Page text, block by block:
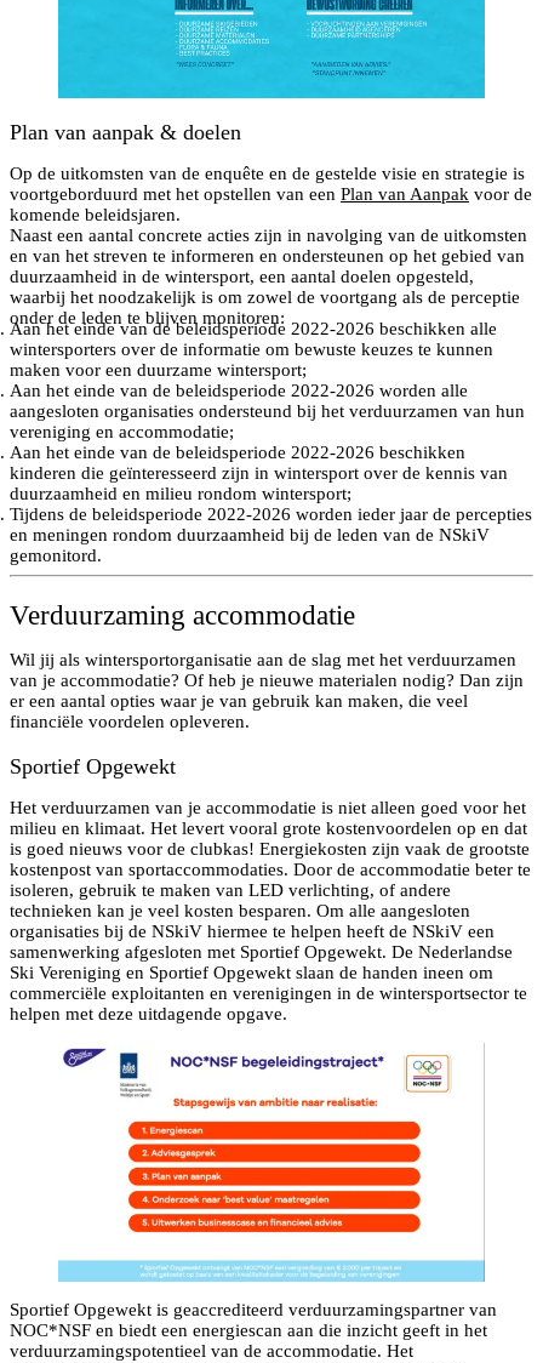
Plan van aanpak & doelen
Op de uitkomsten van de enquête en de gestelde visie en strategie is
voortgeborduurd met het opstellen van een Plan van Aanpak voor de
komende beleidsjaren.
Naast een aantal concrete acties zijn in navolging van de uitkomsten
en van het streven te informeren en ondersteunen op het gebied van
duurzaamheid in de wintersport, een aantal doelen opgesteld,
waarbij het noodzakelijk is om zowel de voortgang als de perceptie
onder de leden te blijven monitoren:
Aan het einde van de beleidsperiode 2022-2026 beschikken alle
wintersporters over de informatie om bewuste keuzes te kunnen
maken voor een duurzame wintersport;
Aan het einde van de beleidsperiode 2022-2026 worden alle
aangesloten organisaties ondersteund bij het verduurzamen van hun
vereniging en accommodatie;
Aan het einde van de beleidsperiode 2022-2026 beschikken
kinderen die geïnteresseerd zijn in wintersport over de kennis van
duurzaamheid en milieu rondom wintersport;
Tijdens de beleidsperiode 2022-2026 worden ieder jaar de percepties
en meningen rondom duurzaamheid bij de leden van de NSkiV
gemonitord.
Verduurzaming accommodatie
Wil jij als wintersportorganisatie aan de slag met het verduurzamen
van je accommodatie? Of heb je nieuwe materialen nodig? Dan zijn
er een aantal opties waar je van gebruik kan maken, die veel
financiële voordelen opleveren.
Sportief Opgewekt
Het verduurzamen van je accommodatie is niet alleen goed voor het
milieu en klimaat. Het levert vooral grote kostenvoordelen op en dat
is goed nieuws voor de clubkas! Energiekosten zijn vaak de grootste
kostenpost van sportaccommodaties. Door de accommodatie beter te
isoleren, gebruik te maken van LED verlichting, of andere
technieken kan je veel kosten besparen. Om alle aangesloten
organisaties bij de NSkiV hiermee te helpen heeft de NSkiV een
samenwerking afgesloten met Sportief Opgewekt. De Nederlandse
Ski Vereniging en Sportief Opgewekt slaan de handen ineen om
commerciële exploitanten en verenigingen in de wintersportsector te
helpen met deze uitdagende opgave.
Sportief Opgewekt is geaccrediteerd verduurzamingspartner van
NOC*NSF en biedt een energiescan aan die inzicht geeft in het
verduurzamingspotentieel van de accommodatie. Het